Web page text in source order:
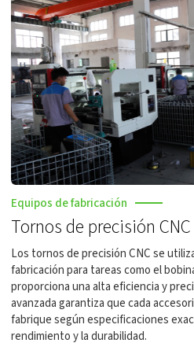
Equipos de fabricación
Tornos de precisión CNC
Los tornos de precisión CNC se
fabricación para tareas como el
proporciona una alta eficiencia y
avanzada garantiza que cada
fabrique según especificaciones
rendimiento y la durabilidad.